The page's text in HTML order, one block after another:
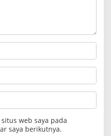
web saya pada
saya berikutnya.